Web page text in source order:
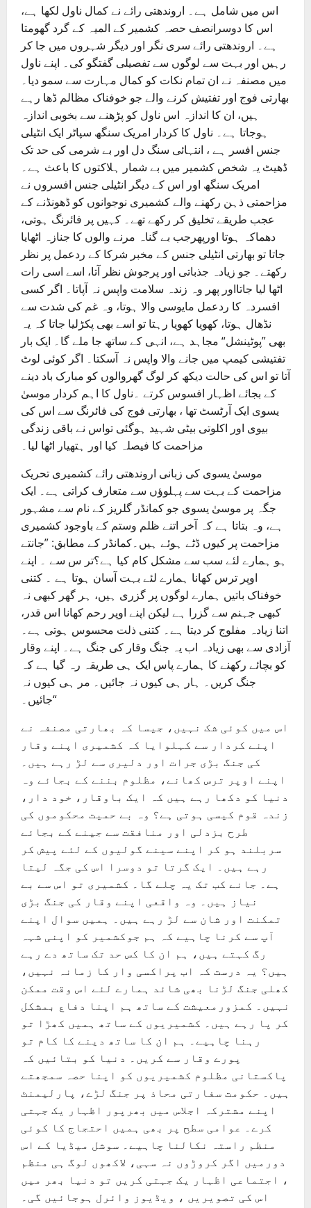
اس میں شامل ہے۔ اروندھتی رائے نے کمال ناول لکھا ہے،
اس کا دوسرانصف حصہ کشمیر کے المیہ کے گرد گھومتا
ہے۔ اروندھتی رائے سری نگر اور دیگر شہروں میں جا کر
رہیں اور بہت سے لوگوں سے تفصیلی گفتگو کی۔ اپنے ناول
میں مصنفہ نے ان تمام نکات کو کمال مہارت سے سمو دیا۔
بھارتی فوج اور تفتیش کرنے والے جو خوفناک مظالم ڈھا رہے
ہیں، ان کا اندازہ اس ناول کو پڑھنے سے بخوبی اندازہ
ہوجاتا ہے۔ ناول کا کردار امریک سنگھ سپاٹر ایک انٹیلی
جنس افسر ہے ، انتہائی سنگ دل اور بے شرمی کی حد تک
ڈھیٹ یہ شخص کشمیر میں بے شمار ہلاکتوں کا باعث ہے۔
امریک سنگھ اور اس کے دیگر انٹیلی جنس افسروں نے
مزاحمتی ذہن رکھنے والے کشمیری نوجوانوں کو ڈھونڈنے کے
عجب طریقے تخلیق کر رکھے تھے۔ کہیں پر فائرنگ ہوتی،
دھماکہ ہوتا اورپھرجب بے گناہ مرنے والوں کا جنازہ اٹھایا
جاتا تو بھارتی انٹیلی جنس کے مخبر شرکا کے ردعمل پر نظر
رکھتے۔ جو زیادہ جذباتی اور پرجوش نظر آتا، اسے اسی رات
اٹھا لیا جاتااور پھر وہ زندہ سلامت واپس نہ آپاتا۔ اگر کسی
افسردہ کا ردعمل مایوسی والا ہوتا، وہ غم کی شدت سے
نڈھال ہوتا، کھویا کھویا رہتا تو اسے بھی پکڑلیا جاتا کہ یہ
بھی ”پوٹینشل“ مجاہد ہے، انہی کے ساتھ جا ملے گا۔ ایک بار
تفتیشی کیمپ میں جانے والا واپس نہ آسکتا۔ اگر کوئی لوٹ
آتا تو اس کی حالت دیکھ کر لوگ گھروالوں کو مبارک باد دینے
کے بجائے اظہار افسوس کرتے ۔ناول کا اہم کردار موسیٰ
یسوی ایک آرٹسٹ تھا ، بھارتی فوج کی فائرنگ سے اس کی
بیوی اور اکلوتی بیٹی شہید ہوگئی تواس نے باقی زندگی
مزاحمت کا فیصلہ کیا اور ہتھیار اٹھا لیا۔
موسیٰ یسوی کی زبانی اروندھتی رائے کشمیری تحریک
مزاحمت کے بہت سے پہلوﺅں سے متعارف کراتی ہے۔ ایک
جگہ پر موسیٰ یسوی جو کمانڈر گلریز کے نام سے مشہور
ہے، وہ بتاتا ہے کہ آخر اتنے ظلم وستم کے باوجود کشمیری
مزاحمت پر کیوں ڈٹے ہوئے ہیں۔کمانڈر کے مطابق: ”جانتے
ہو ہمارے لئے سب سے مشکل کام کیا ہے؟تر س سے ۔ اپنے
اوپر ترس کھانا ہمارے لئے بہت آسان ہوتا ہے ۔ کتنی
خوفناک باتیں ہمارے لوگوں پر گزری ہیں، ہر گھر کبھی نہ
کبھی جہنم سے گزرا ہے لیکن اپنے اوپر رحم کھانا اس قدر،
اتنا زیادہ مفلوج کر دیتا ہے۔ کتنی ذلت محسوس ہوتی ہے۔
آزادی سے بھی زیادہ اب یہ جنگ وقار کی جنگ ہے۔ اپنے وقار
کو بچائے رکھنے کا ہمارے پاس ایک ہی طریقہ رہ گیا ہے کہ
جنگ کریں۔ ہار ہی کیوں نہ جائیں۔ مر ہی کیوں نہ
جائیں۔“
اس میں کوئی شک نہیں، جیسا کہ بھارتی مصنفہ نے
اپنے کردار سے کہلوایا کہ کشمیری اپنے وقار
کی جنگ بڑی جرات اور دلیری سے لڑ رہے ہیں۔
اپنے اوپر ترس کھانے، مظلوم بننے کے بجائے وہ
دنیا کو دکھا رہے ہیں کہ ایک باوقار، خود دار،
زندہ قوم کیسی ہوتی ہے؟ وہ بے حمیت محکوموں کی
طرح بزدلی اور منافقت سے جینے کے بجائے
سربلند ہو کر اپنے سینے گولیوں کے لئے پیش کر
رہے ہیں۔ ایک گرتا تو دوسرا اس کی جگہ لیتا
ہے۔ جانے کب تک یہ چلے گا۔ کشمیری تو اس سے بے
نیاز ہیں۔ وہ واقعی اپنے وقار کی جنگ بڑی
تمکنت اور شان سے لڑ رہے ہیں۔ ہمیں سوال اپنے
آپ سے کرنا چاہیے کہ ہم جوکشمیر کو اپنی شہہ
رگ کہتے ہیں، ہم ان کا کس حد تک ساتھ دے رہے
ہیں؟ یہ درست کہ اب پراکسی وار کا زمانہ نہیں،
کھلی جنگ لڑنا بھی شائد ہمارے لئے اس وقت ممکن
نہیں۔ کمزورمعیشت کے ساتھ ہم اپنا دفاع بمشکل
کر پا رہے ہیں۔ کشمیریوں کے ساتھ ہمیں کھڑا تو
رہنا چاہیے۔ ہم ان کا ساتھ دینے کا کام تو
پورے وقار سے کریں۔ دنیا کو بتائیں کہ
پاکستانی مظلوم کشمیریوں کو اپنا حصہ سمجھتے
ہیں۔ حکومت سفارتی محاذ پر جنگ لڑے، پارلیمنٹ
اپنے مشترکہ اجلاس میں بھرپور اظہار یک جہتی
کرے۔ عوامی سطح پر بھی ہمیں احتجاج کا کوئی
منظم راستہ نکالنا چاہیے۔ سوشل میڈیا کے اس
دورمیں اگر کروڑوں نہ سہی، لاکھوں لوگ ہی منظم
، اجتماعی اظہار یک جہتی کریں تو دنیا بھر میں
اس کی تصویریں ، ویڈیوز وائرل ہوجائیں گی۔